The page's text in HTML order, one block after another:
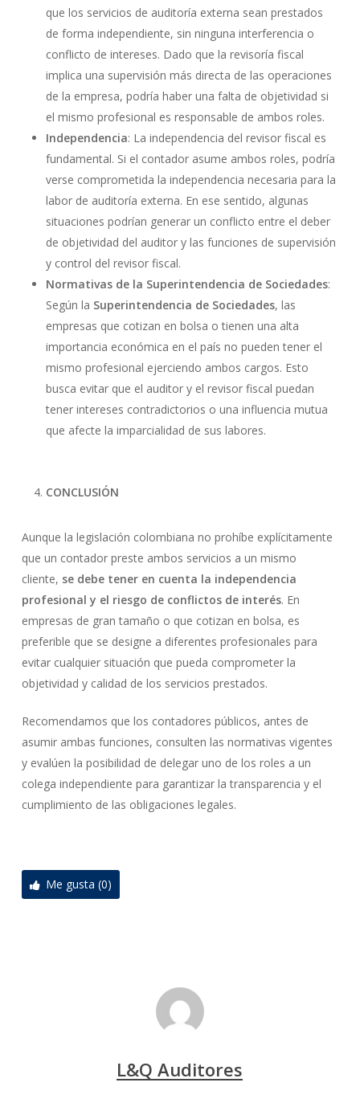
que los servicios de auditoría externa sean prestados
de forma independiente, sin ninguna interferencia o
conflicto de intereses. Dado que la revisoría fiscal
implica una supervisión más directa de las operaciones
de la empresa, podría haber una falta de objetividad si
el mismo profesional es responsable de ambos roles.
Independencia: La independencia del revisor fiscal es
fundamental. Si el contador asume ambos roles, podría
verse comprometida la independencia necesaria para la
labor de auditoría externa. En ese sentido, algunas
situaciones podrían generar un conflicto entre el deber
de objetividad del auditor y las funciones de supervisión
y control del revisor fiscal.
Normativas de la Superintendencia de Sociedades:
Según la Superintendencia de Sociedades, las
empresas que cotizan en bolsa o tienen una alta
importancia económica en el país no pueden tener el
mismo profesional ejerciendo ambos cargos. Esto
busca evitar que el auditor y el revisor fiscal puedan
tener intereses contradictorios o una influencia mutua
que afecte la imparcialidad de sus labores.
CONCLUSIÓN
Aunque la legislación colombiana no prohíbe explícitamente
que un contador preste ambos servicios a un mismo
cliente, se debe tener en cuenta la independencia
profesional y el riesgo de conflictos de interés. En
empresas de gran tamaño o que cotizan en bolsa, es
preferible que se designe a diferentes profesionales para
evitar cualquier situación que pueda comprometer la
objetividad y calidad de los servicios prestados.
Recomendamos que los contadores públicos, antes de
asumir ambas funciones, consulten las normativas vigentes
y evalúen la posibilidad de delegar uno de los roles a un
colega independiente para garantizar la transparencia y el
cumplimiento de las obligaciones legales.
Me gusta (0)
L&Q Auditores